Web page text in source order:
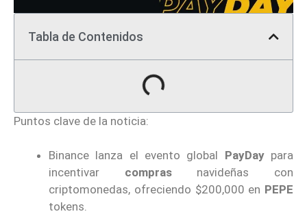
Tabla de Contenidos
Puntos clave de la noticia:
Binance lanza el evento global PayDaypara
incentivar comprasnavideñas con
criptomonedas, ofreciendo $200,000 en PEPE
tokens.